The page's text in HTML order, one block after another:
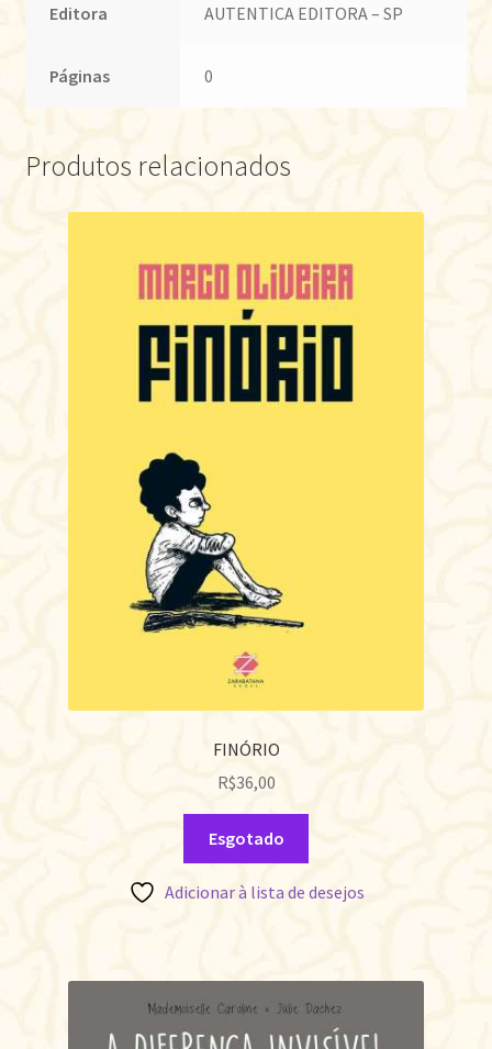
Editora AUTENTICA EDITORA – SP
Páginas 0
Produtos relacionados
FINÓRIO
R$36,00
Esgotado
Adicionar à lista de desejos